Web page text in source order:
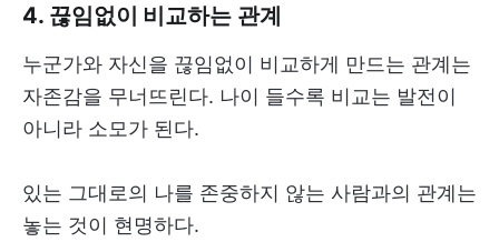
4. 끊임없이 비교하는 관계
누군가와 자신을 끊임없이 비교하게 만드는 관계는
자존감을 무너뜨린다. 나이 들수록 비교는 발전이
아니라 소모가 된다.
있는 그대로의 나를 존중하지 않는 사람과의 관계는
놓는 것이 현명하다.